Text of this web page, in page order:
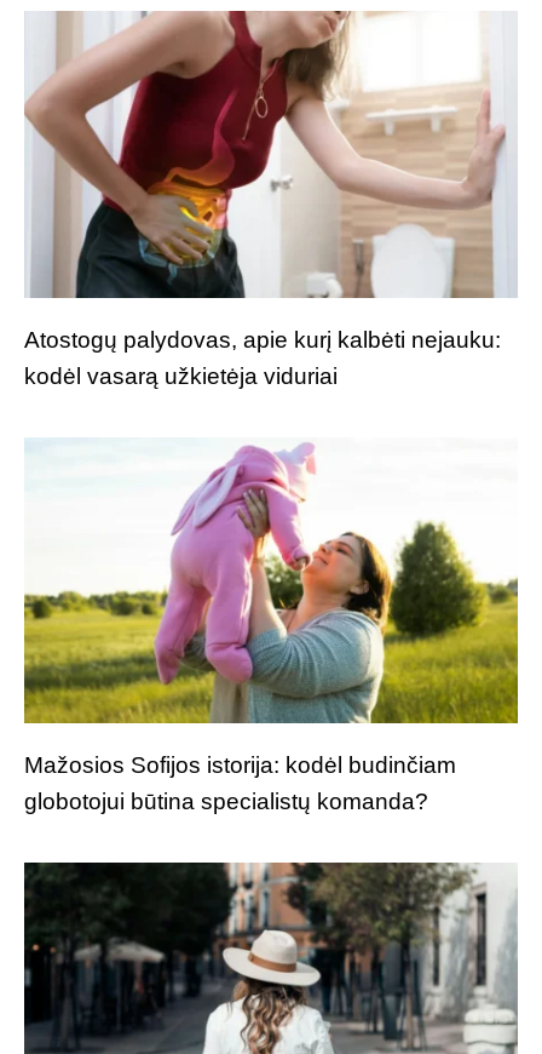
Atostogų palydovas, apie kurį kalbėti nejauku:
kodėl vasarą užkietėja viduriai
Mažosios Sofijos istorija: kodėl budinčiam
globotojui būtina specialistų komanda?